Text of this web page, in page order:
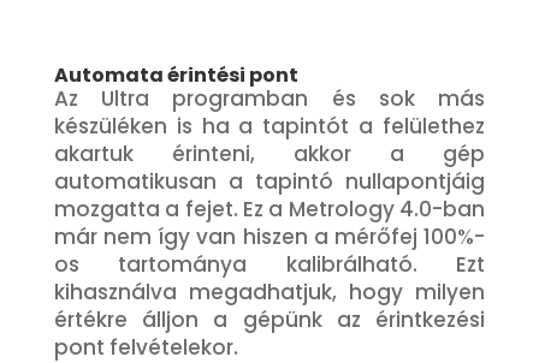
Automata érintési pont
Az Ultra programban és sok más
készüléken is ha a tapintót a felülethez
akartuk érinteni, akkor a gép
automatikusan a tapintó nullapontjáig
mozgatta a fejet. Ez a Metrology 4.0-ban
már nem így van hiszen a mérőfej 100%-
os tartománya kalibrálható. Ezt
kihasználva megadhatjuk, hogy milyen
értékre álljon a gépünk az érintkezési
pont felvételekor.